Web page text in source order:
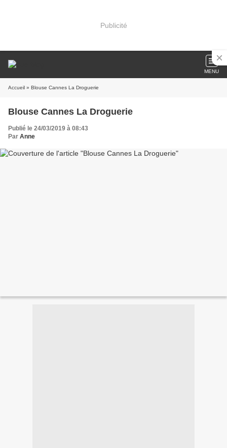
Publicité
MENU
Accueil » Blouse Cannes La Droguerie
Blouse Cannes La Droguerie
Publié le 24/03/2019 à 08:43
Par Anne